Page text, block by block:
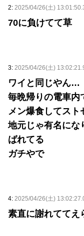
2: 2025/04/26(土)
70に負けてて草
3: 2025/04/26(土)
ワイと同じやん…
毎晩帰りの電車内
メン爆食してスト
地元じゃ有名にな
ばれてる
ガチやで
4: 2025/04/26(土)
素直に謝れててえ